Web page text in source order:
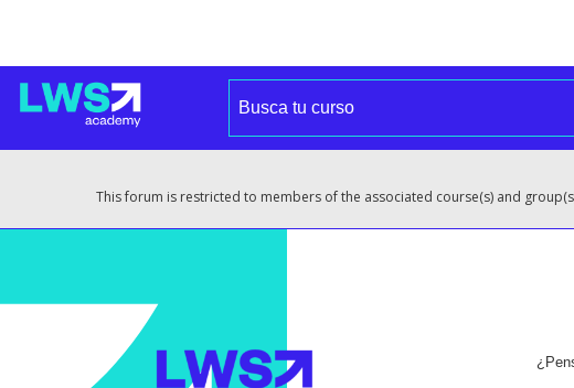
This forum is restricted to members of the associated course(s) and